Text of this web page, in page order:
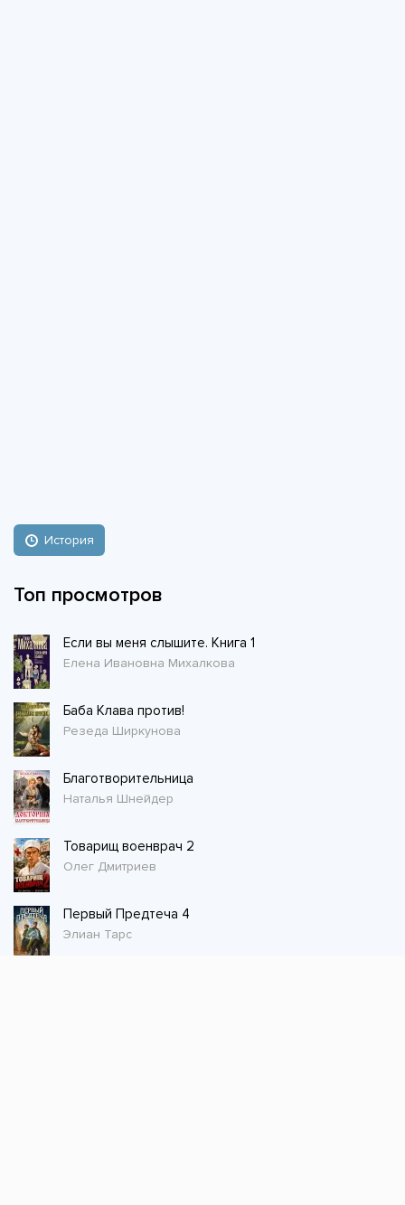
История
Топ просмотров
Если вы меня слышите. Книга 1
Елена Ивановна Михалкова
Баба Клава против!
Резеда Ширкунова
Благотворительница
Наталья Шнейдер
Товарищ военврач 2
Олег Дмитриев
Первый Предтеча 4
Элиан Тарс